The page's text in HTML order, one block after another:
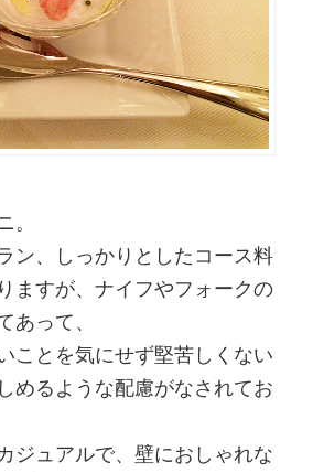
。
ン、しっかりとしたコース料
ますが、ナイフやフォークの
あって、
ことを気にせず堅苦しくない
めるような配慮がなされてお
ジュアルで、壁におしゃれな